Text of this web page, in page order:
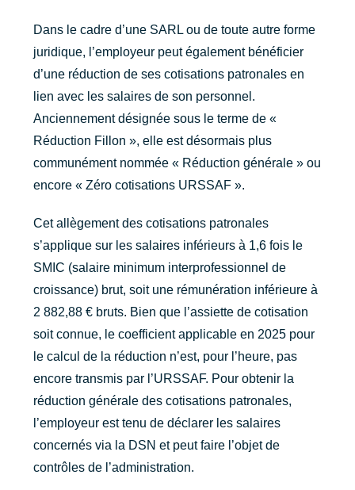
Dans le cadre d’une SARL ou de toute autre forme
juridique, l’employeur peut également bénéficier
d’une réduction de ses cotisations patronales en
lien avec les salaires de son personnel.
Anciennement désignée sous le terme de «
Réduction Fillon », elle est désormais plus
communément nommée « Réduction générale » ou
encore « Zéro cotisations URSSAF ».
Cet allègement des cotisations patronales
s’applique sur les salaires inférieurs à 1,6 fois le
SMIC (salaire minimum interprofessionnel de
croissance) brut, soit une rémunération inférieure à
2 882,88 € bruts. Bien que l’assiette de cotisation
soit connue, le coefficient applicable en 2025 pour
le calcul de la réduction n’est, pour l’heure, pas
encore transmis par l’URSSAF. Pour obtenir la
réduction générale des cotisations patronales,
l’employeur est tenu de déclarer les salaires
concernés via la DSN et peut faire l’objet de
contrôles de l’administration.